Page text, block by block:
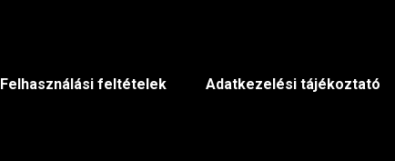
Felhasználási feltételek Adatkezelési tájékoztató